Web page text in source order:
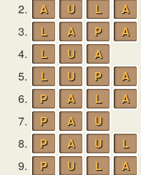
2.
A U L
A
3.
L A P
A
4.
L U
A
5.
L U P
A
6.
P A L
A
7.
P A
U
8.
P A U L
9.
P U L
A